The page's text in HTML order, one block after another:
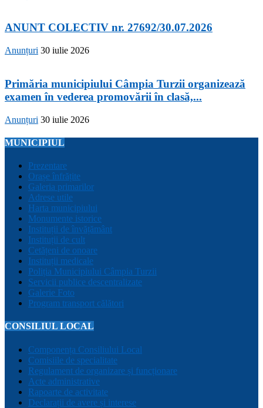
ANUNT COLECTIV nr. 27692/30.07.2026
Anunțuri 30 iulie 2026
Primăria municipiului Câmpia Turzii organizează
examen în vederea promovării în clasă,...
Anunțuri 30 iulie 2026
MUNICIPIUL
Prezentare
Orașe înfrățite
Galeria primarilor
Adrese utile
Harta municipiului
Monumente istorice
Instituții de învățământ
Instituții de cult
Cetățeni de onoare
Instituții medicale
Poliția Municipiului Câmpia Turzii
Servicii publice descentralizate
Galerie Foto
Program transport călători
CONSILIUL LOCAL
Componența Consiliului Local
Comisiile de specialitate
Regulament de organizare și funcționare
Acte administrative
Rapoarte de activitate
Declarații de avere și interese